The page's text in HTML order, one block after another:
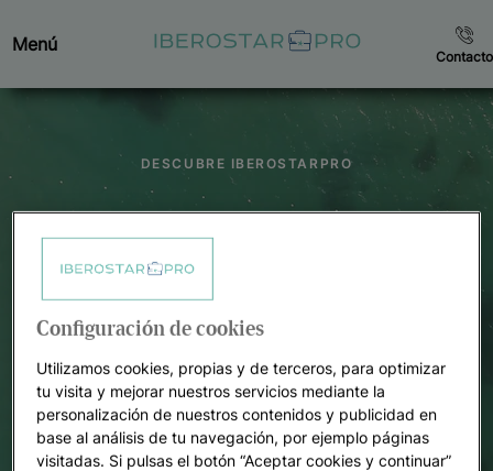
Menú
Contacto
DESCUBRE IBEROSTARPRO
Ofrece a tus clientes
estancias inolvidables
Iniciar sesión Regístrate
Configuración de cookies
Utilizamos cookies, propias y de terceros, para optimizar
tu visita y mejorar nuestros servicios mediante la
personalización de nuestros contenidos y publicidad en
base al análisis de tu navegación, por ejemplo páginas
visitadas. Si pulsas el botón “Aceptar cookies y continuar”